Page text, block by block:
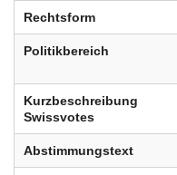
Rechtsform
Politikbereich
Kurzbeschreibung
Swissvotes
Abstimmungstext